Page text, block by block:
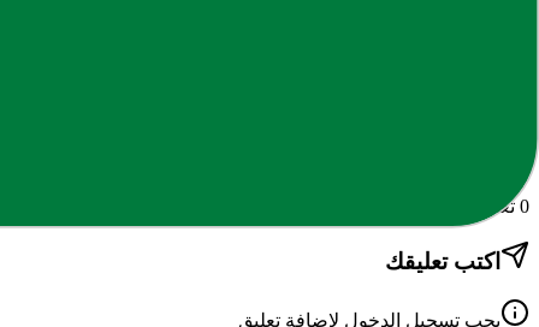
0تعليق
اكتب تعليقك
يجب تسجيل الدخول لإضافة تعليق